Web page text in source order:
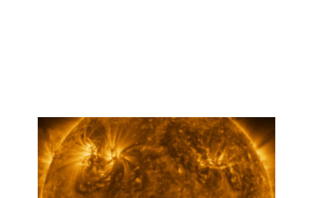
Sonda
Solar
Orbiter
udokumentowała
Słońce